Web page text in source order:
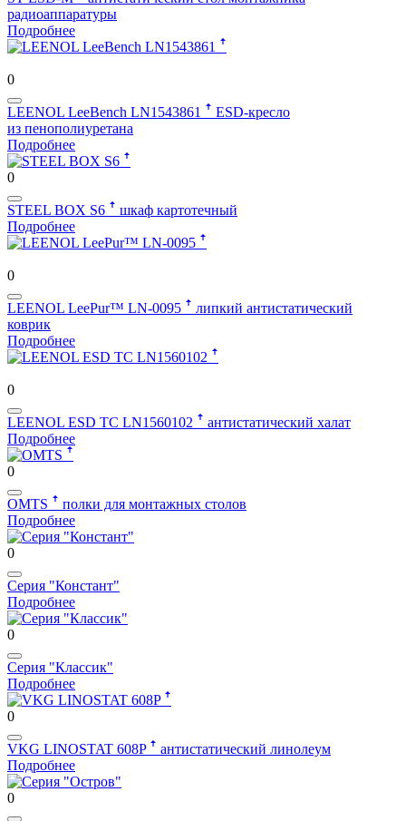
радиоаппаратуры
Подробнее
0
LEENOL LeeBench LN1543861 ꜛ ESD-кресло
из пенополиуретана
Подробнее
0
STEEL BOX S6 ꜛ шкаф картотечный
Подробнее
0
LEENOL LeePur™ LN-0095 ꜛ липкий антистатический
коврик
Подробнее
0
LEENOL ESD TC LN1560102 ꜛ антистатический халат
Подробнее
0
OMTS ꜛ полки для монтажных столов
Подробнее
0
Серия "Констант"
Подробнее
0
Серия "Классик"
Подробнее
0
VKG LINOSTAT 608P ꜛ антистатический линолеум
Подробнее
0